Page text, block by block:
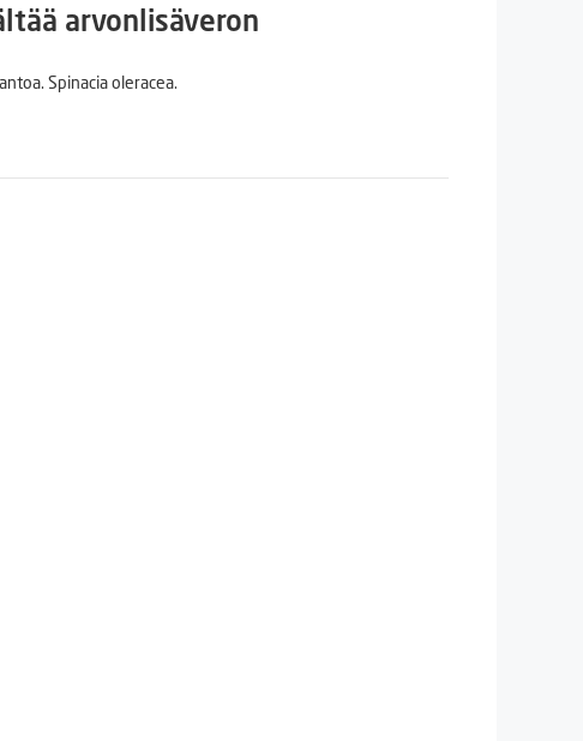
€.
arvonlisäveron
Spinacia oleracea.